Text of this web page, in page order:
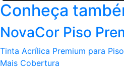
Conheça
NovaCor Piso
Tinta Acrílica Premium para
Mais Cobertura